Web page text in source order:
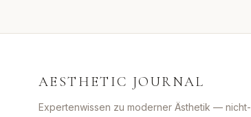
AESTHETIC JOURNAL
Expertenwissen zu moderner Ästhetik — nicht-